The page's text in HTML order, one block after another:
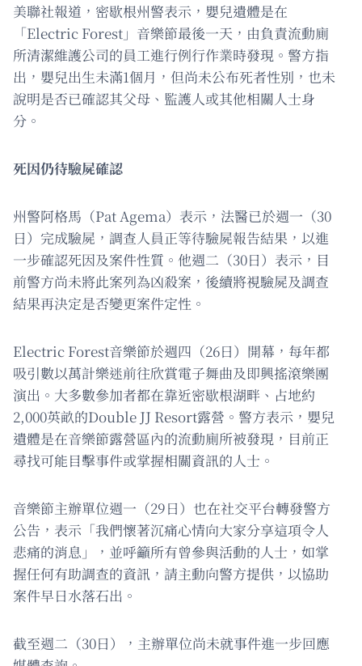
美聯社報道，密歇根州警表示，嬰兒遺體是在
「Electric Forest」音樂節最後一天，由負責流動廁
所清潔維護公司的員工進行例行作業時發現。警方指
出，嬰兒出生未滿1個月，但尚未公布死者性別，也未
說明是否已確認其父母、監護人或其他相關人士身
分。
死因仍待驗屍確認
州警阿格馬（Pat Agema）表示，法醫已於週一（30
日）完成驗屍，調查人員正等待驗屍報告結果，以進
一步確認死因及案件性質。他週二（30日）表示，目
前警方尚未將此案列為凶殺案，後續將視驗屍及調查
結果再決定是否變更案件定性。
Electric Forest音樂節於週四（26日）開幕，每年都
吸引數以萬計樂迷前往欣賞電子舞曲及即興搖滾樂團
演出。大多數參加者都在靠近密歇根湖畔、占地約
2,000英畝的Double JJ Resort露營。警方表示，嬰兒
遺體是在音樂節露營區內的流動廁所被發現，目前正
尋找可能目擊事件或掌握相關資訊的人士。
音樂節主辦單位週一（29日）也在社交平台轉發警方
公告，表示「我們懷著沉痛心情向大家分享這項令人
悲痛的消息」，並呼籲所有曾參與活動的人士，如掌
握任何有助調查的資訊，請主動向警方提供，以協助
案件早日水落石出。
截至週二（30日），主辦單位尚未就事件進一步回應